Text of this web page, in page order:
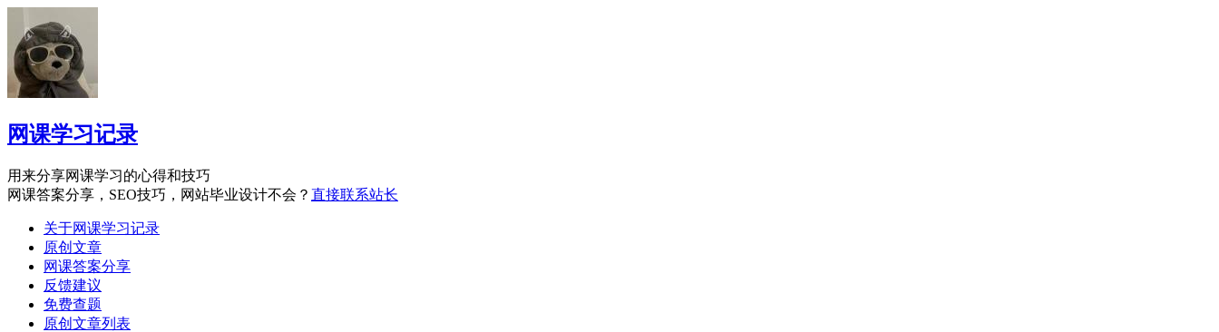
网课学习记录
用来分享网课学习的心得和技巧
网课答案分享，SEO技巧，网站毕业设计不会？ 直接联系站长
关于网课学习记录
原创文章
网课答案分享
反馈建议
免费查题
原创文章列表